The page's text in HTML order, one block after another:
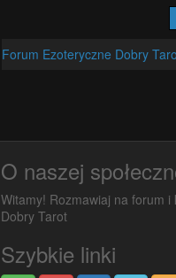
Forum Ezoteryczne Dobry
O naszej
Witamy! Rozmawiaj na forum
Dobry Tarot
Szybkie linki